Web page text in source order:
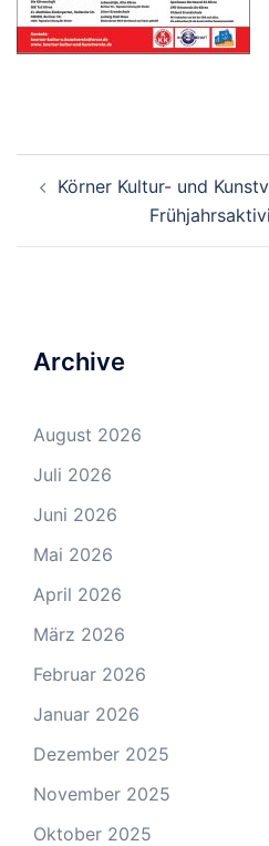
Navigation
Körner Kultur- und
Archive
August 2026
Juli 2026
Juni 2026
Mai 2026
April 2026
März 2026
Februar 2026
Januar 2026
Dezember 2025
November 2025
Oktober 2025